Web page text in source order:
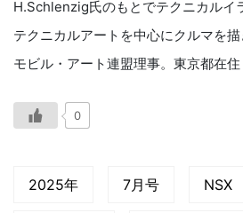
H.Schlenzig氏のもとでテクニカルイ
テクニカルアートを中心にクルマを
モビル・アート連盟理事。東京都在住
0
2025年 7月号 NSX